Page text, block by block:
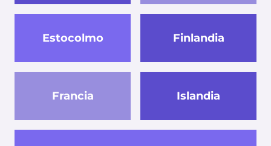
Estocolmo Finlandia
Francia Islandia